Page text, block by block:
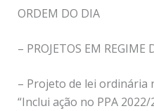
ORDEM DO DIA
– PROJETOS EM REGIME
– Projeto de lei ordinária
“Inclui ação no PPA